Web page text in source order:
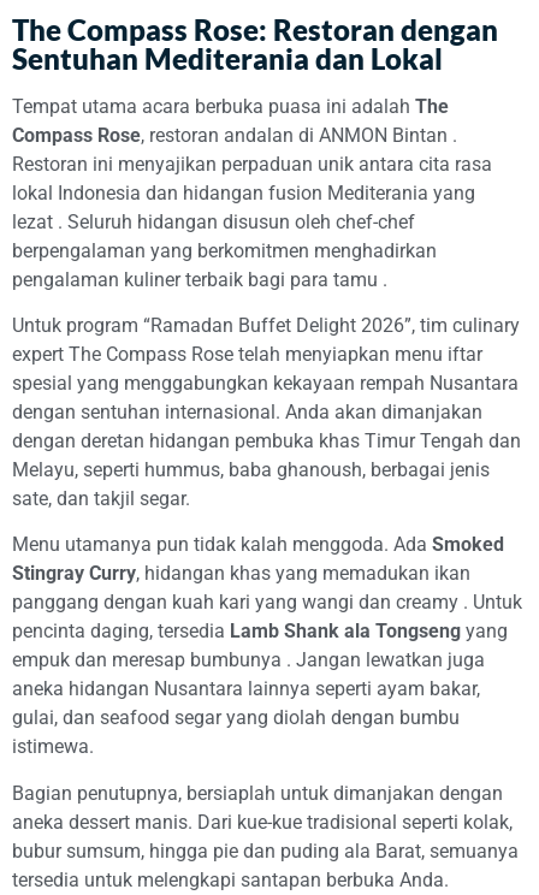
The Compass Rose: Restoran dengan
Sentuhan Mediterania dan Lokal
Tempat utama acara berbuka puasa ini adalah The
Compass Rose, restoran andalan di ANMON Bintan .
Restoran ini menyajikan perpaduan unik antara cita rasa
lokal Indonesia dan hidangan fusion Mediterania yang
lezat . Seluruh hidangan disusun oleh chef-chef
berpengalaman yang berkomitmen menghadirkan
pengalaman kuliner terbaik bagi para tamu .
Untuk program “Ramadan Buffet Delight 2026”, tim culinary
expert The Compass Rose telah menyiapkan menu iftar
spesial yang menggabungkan kekayaan rempah Nusantara
dengan sentuhan internasional. Anda akan dimanjakan
dengan deretan hidangan pembuka khas Timur Tengah dan
Melayu, seperti hummus, baba ghanoush, berbagai jenis
sate, dan takjil segar.
Menu utamanya pun tidak kalah menggoda. Ada Smoked
Stingray Curry, hidangan khas yang memadukan ikan
panggang dengan kuah kari yang wangi dan creamy . Untuk
pencinta daging, tersedia Lamb Shank ala Tongseng yang
empuk dan meresap bumbunya . Jangan lewatkan juga
aneka hidangan Nusantara lainnya seperti ayam bakar,
gulai, dan seafood segar yang diolah dengan bumbu
istimewa.
Bagian penutupnya, bersiaplah untuk dimanjakan dengan
aneka dessert manis. Dari kue-kue tradisional seperti kolak,
bubur sumsum, hingga pie dan puding ala Barat, semuanya
tersedia untuk melengkapi santapan berbuka Anda.